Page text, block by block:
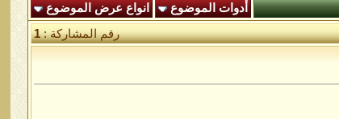
أدوات الموضوع
انواع عرض الموضوع
رقم المشاركة :1